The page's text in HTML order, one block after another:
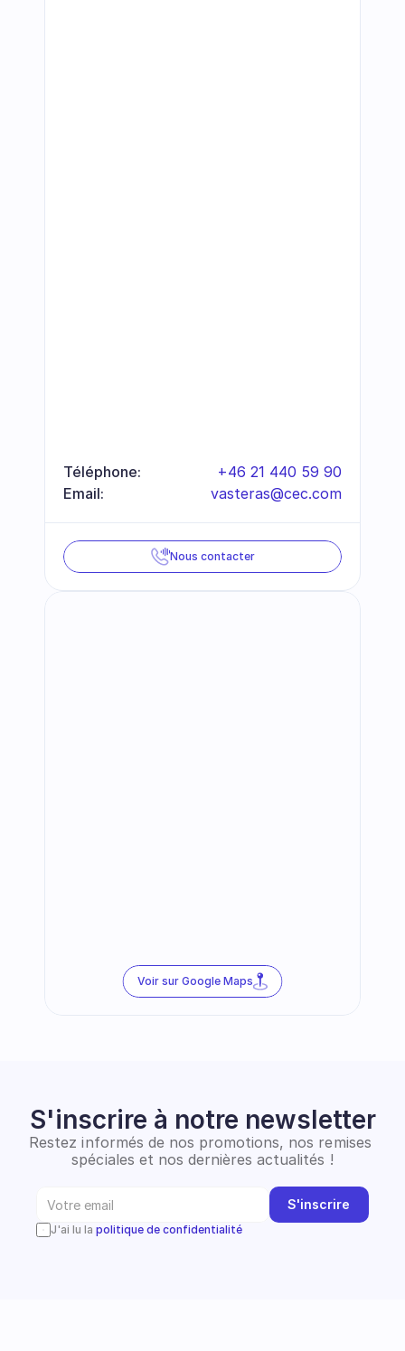
Téléphone:
+46 21 440 59 90
Email:
vasteras@cec.com
Nous contacter
Voir sur Google Maps
S'inscrire à notre newsletter
Restez informés de nos promotions, nos remises
spéciales et nos dernières actualités !
S'inscrire
J'ai lu la politique de confidentialité